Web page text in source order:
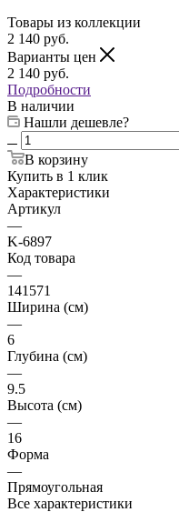
Товары из коллекции
2 140 руб.
Варианты цен
2 140 руб.
Подробности
В наличии
Нашли дешевле?
В корзину
Купить в 1 клик
Характеристики
Артикул
—
K-6897
Код товара
—
141571
Ширина (см)
—
6
Глубина (см)
—
9.5
Высота (см)
—
16
Форма
—
Прямоугольная
Все характеристики